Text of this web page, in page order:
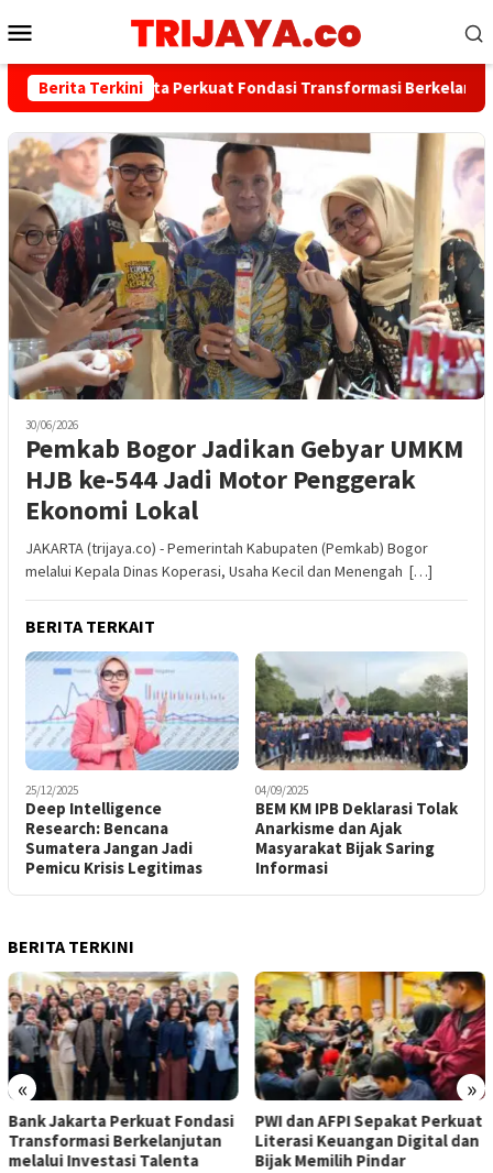
ke
Mobile
Berita Terkini
Bank Jakarta Perkuat Fondasi Transformasi Berkelanjutan
30/06/2026
Pemkab Bogor Jadikan Gebyar UMKM
HJB ke-544 Jadi Motor Penggerak
Ekonomi Lokal
JAKARTA (trijaya.co) - Pemerintah Kabupaten (Pemkab) Bogor
melalui Kepala Dinas Koperasi, Usaha Kecil dan Menengah […]
BERITA TERKAIT
25/12/2025
Deep Intelligence
Research: Bencana
Sumatera Jangan Jadi
Pemicu Krisis Legitimas
04/09/2025
BEM KM IPB Deklarasi Tolak
Anarkisme dan Ajak
Masyarakat Bijak Saring
Informasi
BERITA TERKINI
« »
Fondasi
PWI dan AFPI Sepakat Perkuat
Literasi Keuangan Digital dan
Bijak Memilih Pindar
​Perkuat Tata
Resmi Angkat
Jadi Komisaris